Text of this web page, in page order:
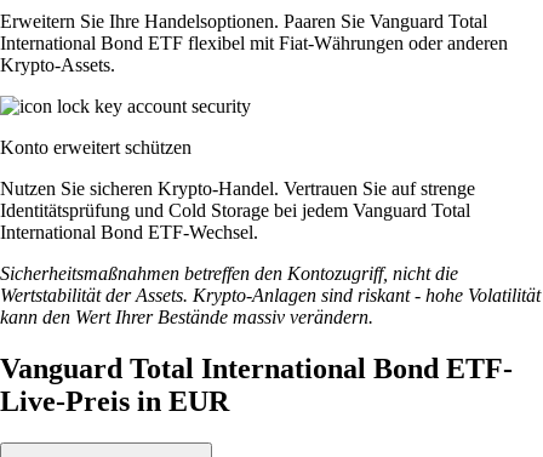
Erweitern Sie Ihre Handelsoptionen. Paaren Sie Vanguard Total
International Bond ETF flexibel mit Fiat-Währungen oder anderen
Krypto-Assets.
Konto erweitert schützen
Nutzen Sie sicheren Krypto-Handel. Vertrauen Sie auf strenge
Identitätsprüfung und Cold Storage bei jedem Vanguard Total
International Bond ETF-Wechsel.
Sicherheitsmaßnahmen betreffen den Kontozugriff, nicht die
Wertstabilität der Assets. Krypto-Anlagen sind riskant - hohe Volatilität
kann den Wert Ihrer Bestände massiv verändern.
Vanguard Total International Bond ETF-
Live-Preis in EUR